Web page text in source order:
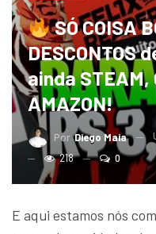
SÓ COISA
DESCONTOS
ainda STEAM,
AMAZON!
Por Diego Maia
218
0
E aqui estamos nós